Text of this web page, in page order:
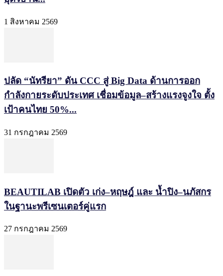
1 สิงหาคม 2569
ปลัด “นัทรียา” ดัน CCC สู่ Big Data ด้านการออก
กำลังกายระดับประเทศ เชื่อมข้อมูล–สร้างแรงจูงใจ ตั้ง
เป้าคนไทย 50%...
31 กรกฎาคม 2569
BEAUTILAB เปิดตัว เก่ง–หฤษฎ์ และ น้ำปิง–นภัสกร
ในฐานะพรีเซนเตอร์คู่แรก
27 กรกฎาคม 2569